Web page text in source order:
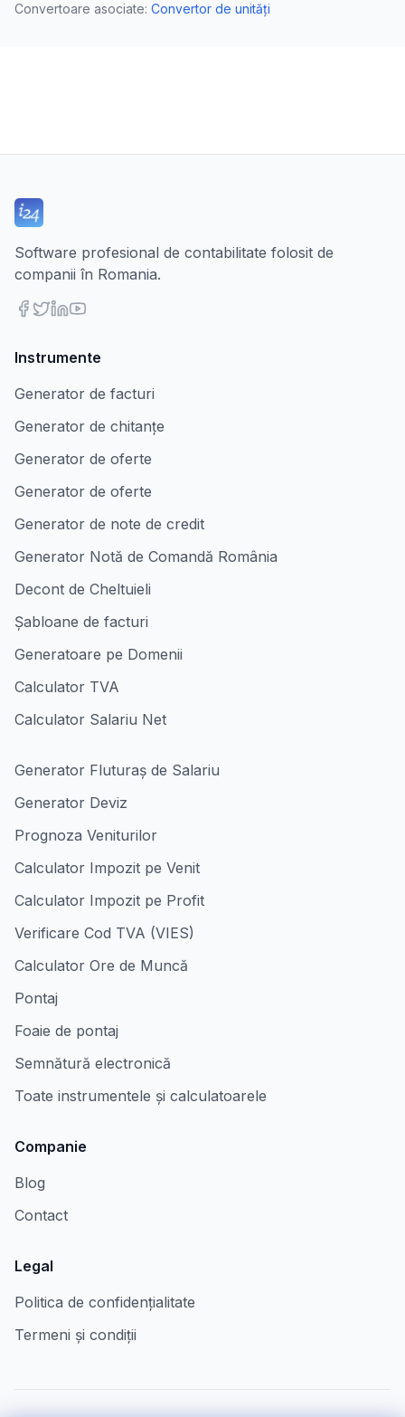
Convertoare asociate: Convertor de unități
Software profesional de contabilitate folosit de
companii în Romania.
Instrumente
Generator de facturi
Generator de chitanțe
Generator de oferte
Generator de oferte
Generator de note de credit
Generator Notă de Comandă România
Decont de Cheltuieli
Șabloane de facturi
Generatoare pe Domenii
Calculator TVA
Calculator Salariu Net
Generator Fluturaș de Salariu
Generator Deviz
Prognoza Veniturilor
Calculator Impozit pe Venit
Calculator Impozit pe Profit
Verificare Cod TVA (VIES)
Calculator Ore de Muncă
Pontaj
Foaie de pontaj
Semnătură electronică
Toate instrumentele și calculatoarele
Companie
Blog
Contact
Legal
Politica de confidențialitate
Termeni și condiții